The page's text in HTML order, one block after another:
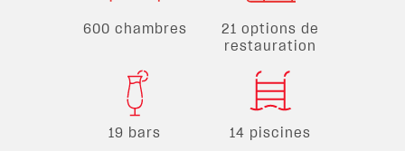
600 chambres
21 options de
restauration
19 bars 14 piscines